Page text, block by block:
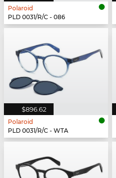
Polaroid
PLD 0031/R/C - 086
$896.62
Polaroid
PLD 0031/R/C - WTA